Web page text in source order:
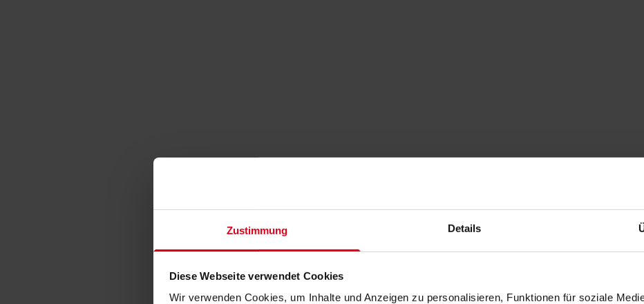
Zustimmung Details
Diese Webseite verwendet Cookies
Wir verwenden Cookies, um Inhalte und Anzeigen zu personalisieren, Funktionen für soziale